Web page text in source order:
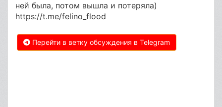
ней была, потом вышла и потеряла)
https://t.me/felino_flood
Перейти в ветку обсуждения в Telegram